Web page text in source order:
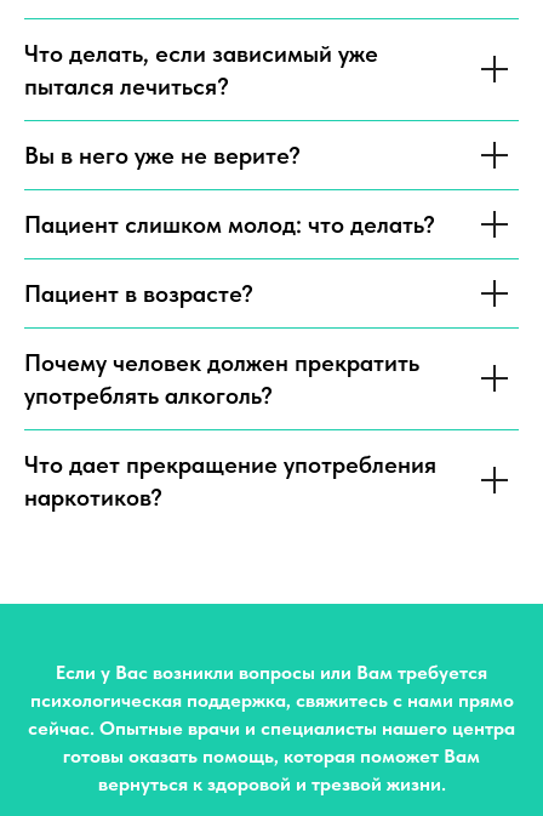
Что делать, если зависимый уже
пытался лечиться?
Вы в него уже не верите?
Пациент слишком молод: что делать?
Пациент в возрасте?
Почему человек должен прекратить
употреблять алкоголь?
Что дает прекращение употребления
наркотиков?
Если у Вас возникли вопросы или Вам требуется
психологическая поддержка, свяжитесь с нами прямо
сейчас. Опытные врачи и специалисты нашего центра
готовы оказать помощь, которая поможет Вам
вернуться к здоровой и трезвой жизни.